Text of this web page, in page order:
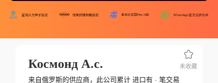
Космонд А.с.
来自俄罗斯的供应商，此公司累计 进口有 -笔交易
未收藏